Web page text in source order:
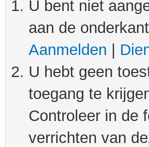
U bent niet
aan de
Aanmelden
U hebt geen
toegang te
Controleer in de
verrichten van